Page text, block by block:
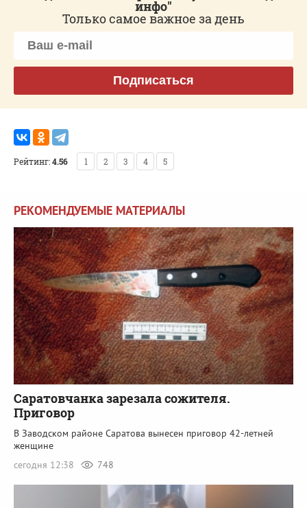
инфо"
Только самое важное за день
Подписаться
Рейтинг:4.56 1 2 3 4 5
РЕКОМЕНДУЕМЫЕ МАТЕРИАЛЫ
Саратовчанка зарезала сожителя.
Приговор
В Заводском районе Саратова вынесен приговор 42-летней
женщине
сегодня 12:38
748